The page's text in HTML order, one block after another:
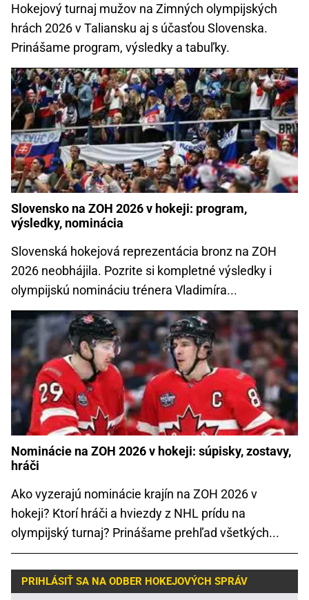
Hokejový turnaj mužov na Zimných olympijských
hrách 2026 v Taliansku aj s účasťou Slovenska.
Prinášame program, výsledky a tabuľky.
Slovensko na ZOH 2026 v hokeji: program,
výsledky, nominácia
Slovenská hokejová reprezentácia bronz na ZOH
2026 neobhájila. Pozrite si kompletné výsledky i
olympijskú nomináciu trénera Vladimíra...
Nominácie na ZOH 2026 v hokeji: súpisky, zostavy,
hráči
Ako vyzerajú nominácie krajín na ZOH 2026 v
hokeji? Ktorí hráči a hviezdy z NHL prídu na
olympijský turnaj? Prinášame prehľad všetkých...
PRIHLÁSIŤ SA NA ODBER HOKEJOVÝCH SPRÁV